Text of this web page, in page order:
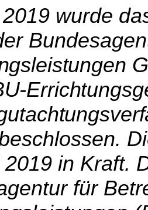
wurde
in Kraft.
für